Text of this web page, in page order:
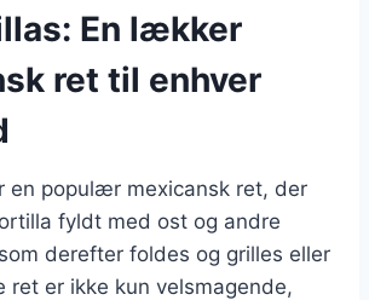
En lækker
ret til enhver
en populær mexicansk ret, der
fyldt med ost og andre
derefter foldes og grilles eller
ret er ikke kun velsmagende,